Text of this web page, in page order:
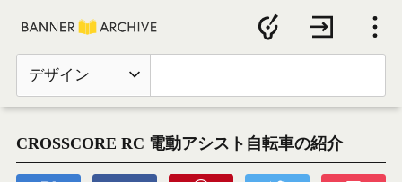
デザイン
CROSSCORE RC 電動アシスト自転車の紹介